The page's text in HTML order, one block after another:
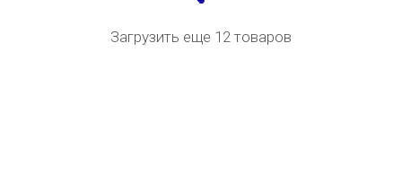
Загрузить еще 12 товаров